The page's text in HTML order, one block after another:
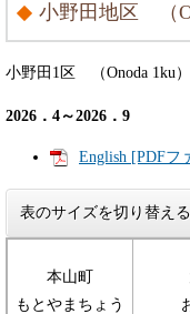
小野田地区 （
小野田1区 （Onoda 1ku）
2026．4～2026．9
English [PDFフ
表のサイズを切り替える
本山町
もとやまちょう